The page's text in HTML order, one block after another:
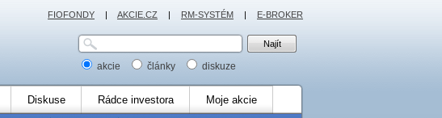
akcie články diskuze
Diskuse Rádce investora Moje akcie
FIOFONDY | AKCIE.CZ | RM-SYSTÉM | E-BROKER